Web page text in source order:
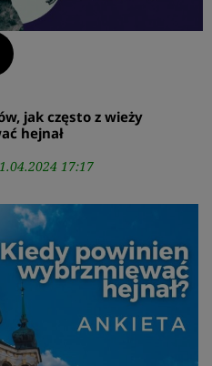
jak często z wieży
hejnał
17:17